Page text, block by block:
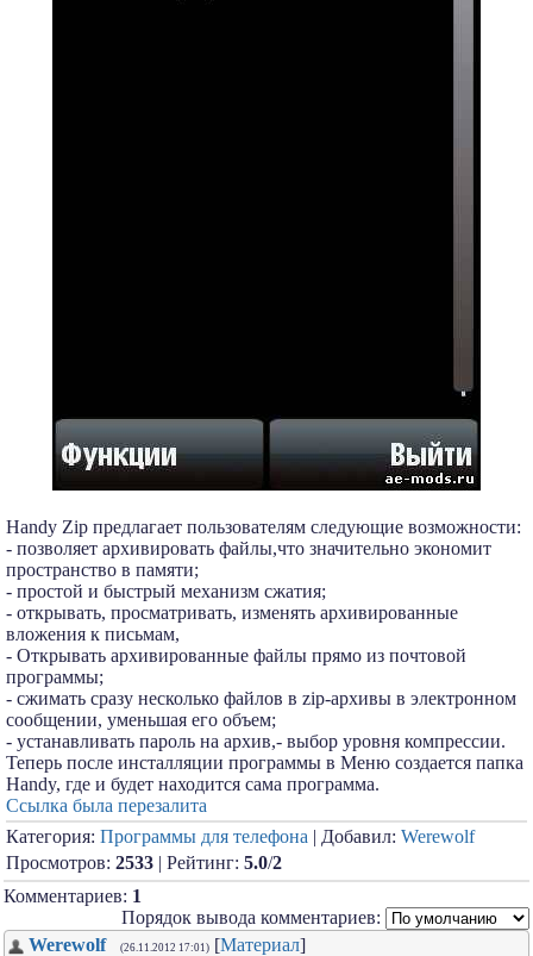
Handy Zip предлагает пользователям следующие возможности:
- позволяет архивировать файлы,что значительно экономит
пространство в памяти;
- простой и быстрый механизм сжатия;
- открывать, просматривать, изменять архивированные
вложения к письмам,
- Открывать архивированные файлы прямо из почтовой
программы;
- сжимать сразу несколько файлов в zip-архивы в электронном
сообщении, уменьшая его объем;
- устанавливать пароль на архив,- выбор уровня компрессии.
Теперь после инсталляции программы в Мeню создается папка
Handy, где и будет находится сама программа.
Ссылка была перезалита
Категория: Программы для телефона | Добавил: Werewolf
Просмотров: 2533 | Рейтинг: 5.0/2
Комментариев: 1
Порядок вывода комментариев:
Werewolf
(26.11.2012 17:01) [Материал]